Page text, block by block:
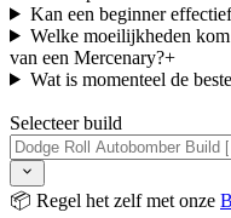
Kan een beginner
Welke moeilijkheden
van een Mercenary?+
Wat is momenteel de
Selecteer build
📦 Regel het zelf met onze